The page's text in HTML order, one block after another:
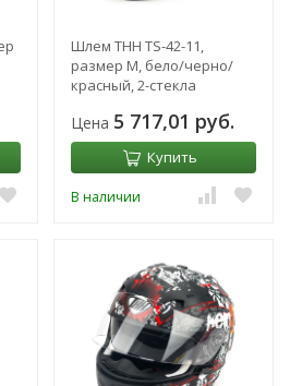
Шлем THH TS-42-11,
размер M, бело/черно/
красный, 2-стекла
Цена 5 717,01 руб.
Купить
В наличии